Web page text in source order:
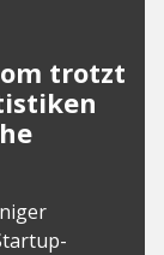
trotzt